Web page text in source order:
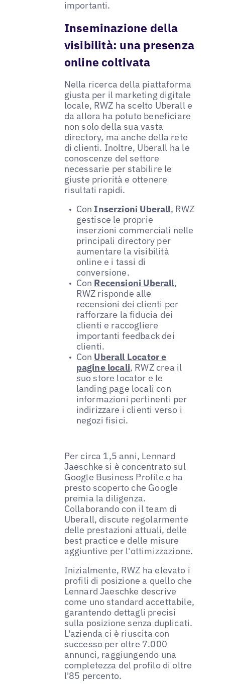
importanti.
Inseminazione della
visibilità: una presenza
online coltivata
Nella ricerca della piattaforma
giusta per il marketing digitale
locale, RWZ ha scelto Uberall e
da allora ha potuto beneficiare
non solo della sua vasta
directory, ma anche della rete
di clienti. Inoltre, Uberall ha le
conoscenze del settore
necessarie per stabilire le
giuste priorità e ottenere
risultati rapidi.
Con Inserzioni Uberall, RWZ
gestisce le proprie
inserzioni commerciali nelle
principali directory per
aumentare la visibilità
online e i tassi di
conversione.
Con Recensioni Uberall,
RWZ risponde alle
recensioni dei clienti per
rafforzare la fiducia dei
clienti e raccogliere
importanti feedback dei
clienti.
Con Uberall Locator e
pagine locali, RWZ crea il
suo store locator e le
landing page locali con
informazioni pertinenti per
indirizzare i clienti verso i
negozi fisici.
Per circa 1,5 anni, Lennard
Jaeschke si è concentrato sul
Google Business Profile e ha
presto scoperto che Google
premia la diligenza.
Collaborando con il team di
Uberall, discute regolarmente
delle prestazioni attuali, delle
best practice e delle misure
aggiuntive per l'ottimizzazione.
Inizialmente, RWZ ha elevato i
profili di posizione a quello che
Lennard Jaeschke descrive
come uno standard accettabile,
garantendo dettagli precisi
sulla posizione senza duplicati.
L'azienda ci è riuscita con
successo per oltre 7.000
annunci, raggiungendo una
completezza del profilo di oltre
l'85 percento.